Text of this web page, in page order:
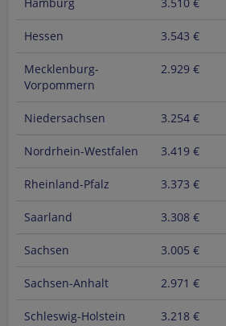
Hessen 3.543 €
Mecklenburg-
Vorpommern
2.929 €
Niedersachsen 3.254 €
Nordrhein-Westfalen 3.419 €
Rheinland-Pfalz 3.373 €
Saarland 3.308 €
Sachsen 3.005 €
Sachsen-Anhalt 2.971 €
Schleswig-Holstein 3.218 €